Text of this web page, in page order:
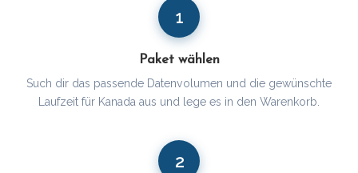
1
Paket wählen
Such dir das passende Datenvolumen und die gewünschte
Laufzeit für Kanada aus und lege es in den Warenkorb.
2